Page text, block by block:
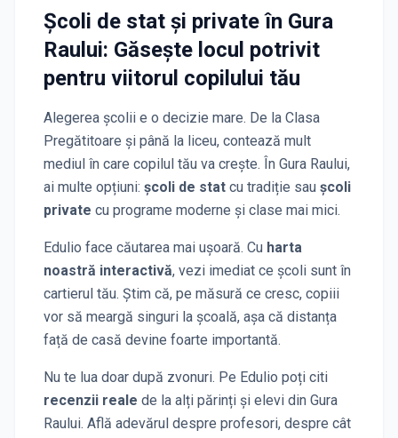
Școli de stat și privateîn Gura
Raului: Găsește locul potrivit
pentru viitorul copilului tău
Alegerea școlii e o decizie mare. De la Clasa
Pregătitoare și până la liceu, contează mult
mediul în care copilul tău va crește. În Gura Raului,
ai multe opțiuni: școli de stat cu tradiție sau școli
private cu programe moderne și clase mai mici.
Edulio face căutarea mai ușoară. Cu harta
noastră interactivă, vezi imediat ce școli sunt în
cartierul tău. Știm că, pe măsură ce cresc, copiii
vor să meargă singuri la școală, așa că distanța
față de casă devine foarte importantă.
Nu te lua doar după zvonuri. Pe Edulio poți citi
recenzii reale de la alți părinți și elevi din Gura
Raului. Află adevărul despre profesori, despre cât